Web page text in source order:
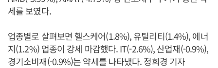
세를 보였다.
업종별로 살펴보면 헬스케어(1.8%), 유틸리티(1.4%), 에너
지(1.2%) 업종이 강세 마감했다. IT(-2.6%), 산업재(-0.9%),
경기소비재(-0.9%)는 약세를 나타냈다. 정희경 기자